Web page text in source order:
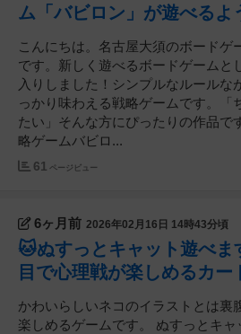
ム「バビロン」が遊べるよ
こんにちは。名古屋大須のボードゲ
です。新しく遊べるボードゲームと
入りしました！シンプルなルールな
っかり味わえる戦略ゲームです。「
たい」そんな方にぴったりの作品で
略ゲームバビロ...
61 ページビュー
6ヶ月前 2026年02月16日 14時43分頃
🐱ぬすっとキャット遊べま
目で心理戦が楽しめるカー
かわいらしいネコのイラストとは裏
楽しめるゲームです。 ぬすっとキャ